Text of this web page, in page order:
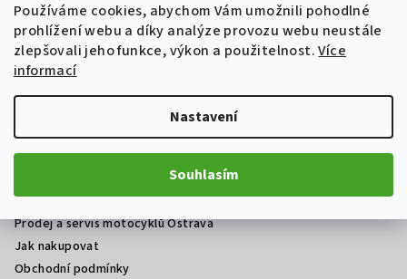
Používáme cookies, abychom Vám umožnili pohodlné
prohlížení webu a díky analýze provozu webu neustále
zlepšovali jeho funkce, výkon a použitelnost.Více
informací
Nastavení
Souhlasím
Oděv doplňuje klokaní kapsa s žebrovaným lemem.
S potiskem loga Aprilia na srdci, výrazným nápisem na
Informace pro vás
Prodej a servis motocyklů Ostrava
Jak nakupovat
Obchodní podmínky